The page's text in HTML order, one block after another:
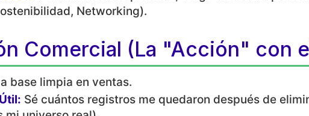
Networking).
Comercial (La "Acción" con
base limpia en ventas.
Sé cuántos registros me quedaron después de